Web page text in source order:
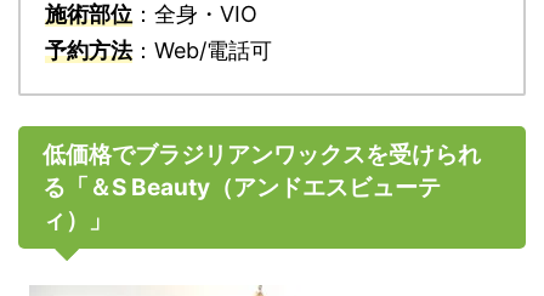
施術部位 ：全身・VIO
予約方法：Web/電話可
低価格でブラジリアンワックスを受けられ
る「＆S Beauty（アンドエスビューテ
ィ）」